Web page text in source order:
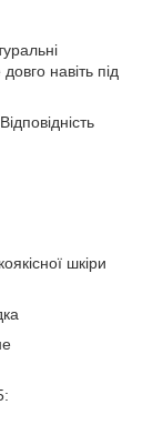
навіть під
шкіри